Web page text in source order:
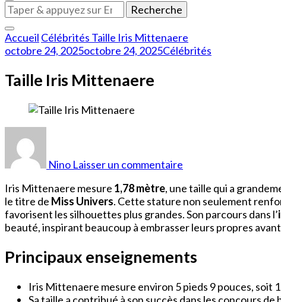
Vous
recherchiez
quelque
chose
?
Accueil Célébrités Taille Iris Mittenaere
octobre 24, 2025octobre 24, 2025Célébrités
Taille Iris Mittenaere
Nino Laisser un commentaire
Mittenaere
Iris Mittenaere mesure 1,78 mètre, une taille qui a
le titre de Miss Univers. Cette stature non seulement
favorisent les silhouettes plus grandes. Son parcours dans l’
beauté, inspirant beaucoup à embrasser leurs propres
Principaux enseignements
Iris Mittenaere mesure environ 5 pieds 9 pouces, soit